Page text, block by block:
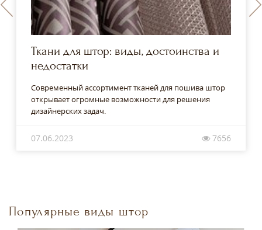
Ткани для штор: виды, достоинства и
недостатки
Современный ассортимент тканей для пошива штор
открывает огромные возможности для решения
дизайнерских задач.
07.06.2023 7656
Популярные виды штор